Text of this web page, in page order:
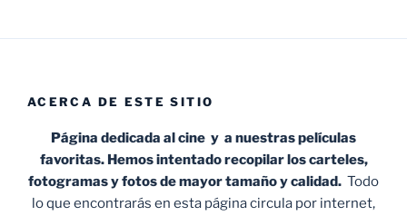
ACERCA DE ESTE SITIO
Página dedicada al cine y a nuestras películas
favoritas. Hemos intentado recopilar los carteles,
fotogramas y fotos de mayor tamaño y calidad. Todo
lo que encontrarás en esta página circula por internet,